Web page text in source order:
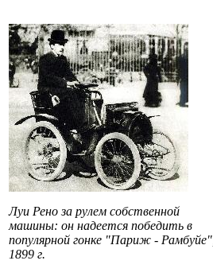
Луи Рено за рулем собственной
машины: он надеется победить в
популярной гонке "Париж - Рамбуйе",
1899 г.